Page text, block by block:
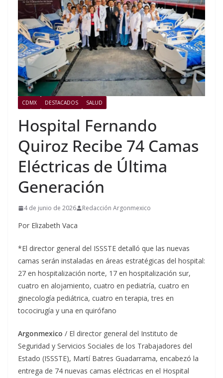
CDMX DESTACADOS SALUD
Hospital Fernando
Quiroz Recibe 74 Camas
Eléctricas de Última
Generación
4 de junio de 2026 Redacción Argonmexico
Por Elizabeth Vaca
*El director general del ISSSTE detalló que las nuevas
camas serán instaladas en áreas estratégicas del hospital:
27 en hospitalización norte, 17 en hospitalización sur,
cuatro en alojamiento, cuatro en pediatría, cuatro en
ginecología pediátrica, cuatro en terapia, tres en
tococirugía y una en quirófano
Argonmexico / El director general del Instituto de
Seguridad y Servicios Sociales de los Trabajadores del
Estado (ISSSTE), Martí Batres Guadarrama, encabezó la
entrega de 74 nuevas camas eléctricas en el Hospital